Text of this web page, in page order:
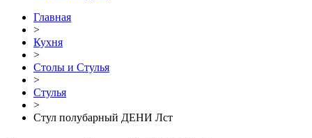
Главная
>
Кухня
>
Столы и Стулья
>
Стулья
>
Стул полубарный ДЕНИ Лст